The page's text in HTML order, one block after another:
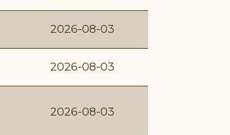
2026-08-03
2026-08-03
2026-08-03